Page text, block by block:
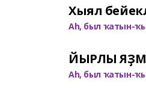
Хыял
Аһ, был ҡатын-
ЙЫРЛЫ
Аһ, был ҡатын-